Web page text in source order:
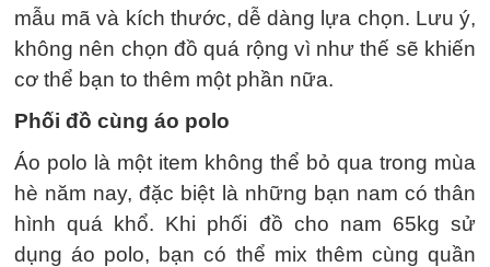
mẫu mã và kích thước, dễ dàng lựa chọn. Lưu ý,
không nên chọn đồ quá rộng vì như thế sẽ khiến
cơ thể bạn to thêm một phần nữa.
Phối đồ cùng áo polo
Áo polo là một item không thể bỏ qua trong mùa
hè năm nay, đặc biệt là những bạn nam có thân
hình quá khổ. Khi phối đồ cho nam 65kg sử
dụng áo polo, bạn có thể mix thêm cùng quần